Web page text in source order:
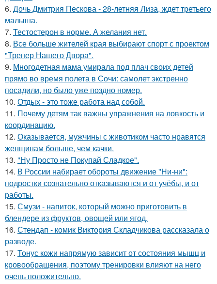
6. Дочь Дмитрия Пескова - 28-летняя Лиза, ждет третьего
малыша.
7. Тестостерон в норме. А желания нет.
8. Все больше жителей края выбирают спорт с проектом
"Тренер Нашего Двора".
9. Многодетная мама умирала под плач своих детей
прямо во время полета в Сочи: самолет экстренно
посадили, но было уже поздно номер.
10. Отдых - это тоже работа над собой.
11. Почему детям так важны упражнения на ловкость и
координацию.
12. Оказывается, мужчины с животиком часто нравятся
женщинам больше, чем качки.
13. "Ну Просто не Покупай Сладкое".
14. В России набирает обороты движение "Ни-ни":
подростки сознательно отказываются и от учёбы, и от
работы.
15. Смузи - напиток, который можно приготовить в
блендере из фруктов, овощей или ягод.
16. Стендап - комик Виктория Складчикова рассказала о
разводе.
17. Тонус кожи напрямую зависит от состояния мышц и
кровообращения, поэтому тренировки влияют на него
очень положительно.